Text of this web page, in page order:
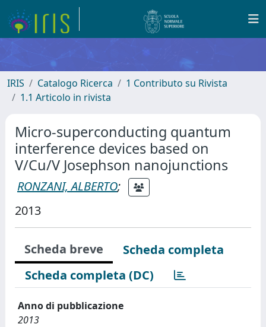
IRIS Catalogo Ricerca
1 Contributo su Rivista
1.1 Articolo in rivista
Micro-superconducting quantum
interference devices based on
V/Cu/V Josephson nanojunctions
RONZANI, ALBERTO;
2013
Scheda breve
Scheda completa
Scheda completa (DC)
Anno di pubblicazione
2013